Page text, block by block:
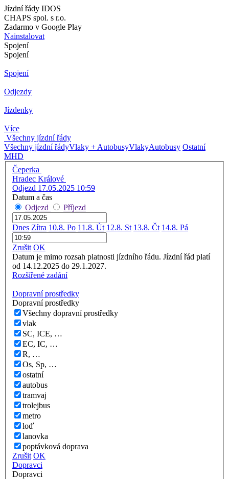
Jízdní řády IDOS
CHAPS spol. s r.o.
Zadarmo v Google Play
Nainstalovat
Spojení
Spojení
Spojení
Odjezdy
Jízdenky
Více
Všechny jízdní řády
Všechny jízdní řádyVlaky + AutobusyVlakyAutobusy Ostatní
MHD
Čeperka
Hradec Králové
Odjezd 17.05.2025 10:59
Datum a čas
Odjezd
Příjezd
Dnes Zítra 10.8. Po 11.8. Út 12.8. St 13.8. Čt 14.8. Pá
Zrušit OK
Datum je mimo rozsah platnosti jízdního řádu. Jízdní řád platí
od 14.12.2025 do 29.1.2027.
Rozšířené zadání
Dopravní prostředky
Dopravní prostředky
Všechny dopravní prostředky
vlak
SC, ICE, …
EC, IC, …
R, …
Os, Sp, …
ostatní
autobus
tramvaj
trolejbus
metro
loď
lanovka
poptávková doprava
Zrušit OK
Dopravci
Dopravci